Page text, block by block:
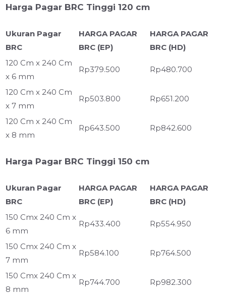
Harga Pagar BRC Tinggi 120 cm
Ukuran Pagar
BRC
HARGA PAGAR
BRC (EP)
HARGA PAGAR
BRC (HD)
120 Cm x 240 Cm
x 6 mm
Rp379.500 Rp480.700
120 Cm x 240 Cm
x 7 mm
Rp503.800 Rp651.200
120 Cm x 240 Cm
x 8 mm
Rp643.500 Rp842.600
Harga Pagar BRC Tinggi 150 cm
Ukuran Pagar
BRC
HARGA PAGAR
BRC (EP)
HARGA PAGAR
BRC (HD)
150 Cmx 240 Cm x
6 mm
Rp433.400 Rp554.950
150 Cmx 240 Cm x
7 mm
Rp584.100 Rp764.500
150 Cmx 240 Cm x
8 mm
Rp744.700 Rp982.300